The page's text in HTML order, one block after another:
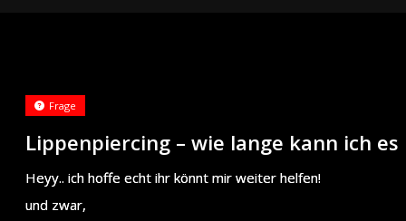
Lippenpiercing – wie lange kann ich
Frage
Heyy.. ich hoffe echt ihr könnt mir weiter helfen!
und zwar,